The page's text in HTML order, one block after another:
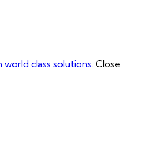
class solutions. Close